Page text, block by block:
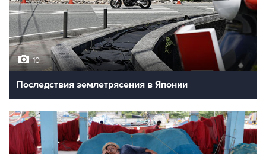
10
Последствия землетрясения в Японии